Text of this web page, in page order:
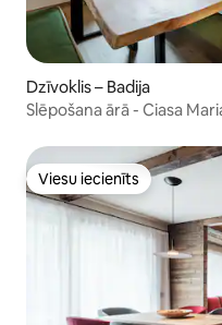
Dzīvoklis – Badija
Slēpošana ārā - Ciasa
Viesu iecienīts
Viesu iecienīts